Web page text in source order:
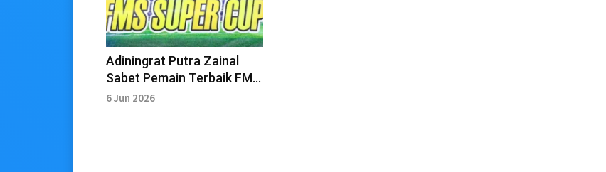
Adiningrat Putra Zainal
Sabet Pemain Terbaik FMS
Super Cup 2026
6 Jun 2026